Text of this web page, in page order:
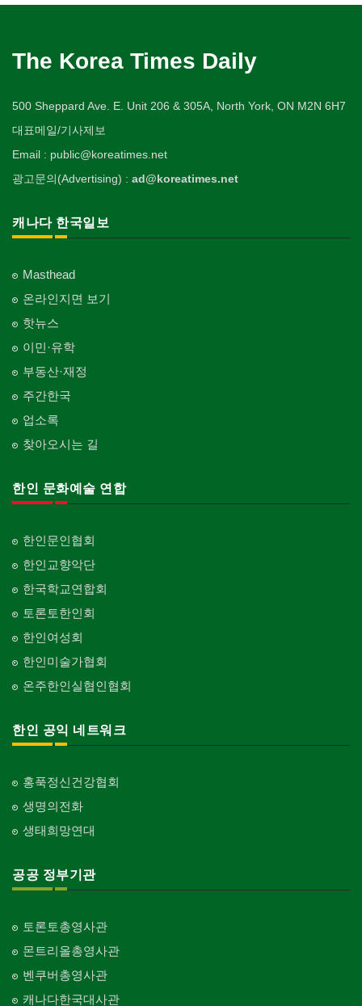
The Korea Times Daily
500 Sheppard Ave. E. Unit 206 & 305A, North York, ON M2N 6H7
대표메일/기사제보
Email : public@koreatimes.net
광고문의(Advertising) : ad@koreatimes.net
캐나다 한국일보
Masthead
온라인지면 보기
핫뉴스
이민·유학
부동산·재정
주간한국
업소록
찾아오시는 길
한인 문화예술 연합
한인문인협회
한인교향악단
한국학교연합회
토론토한인회
한인여성회
한인미술가협회
온주한인실협인협회
한인 공익 네트워크
홍푹정신건강협회
생명의전화
생태희망연대
공공 정부기관
토론토총영사관
몬트리올총영사관
벤쿠버총영사관
캐나다한국대사관